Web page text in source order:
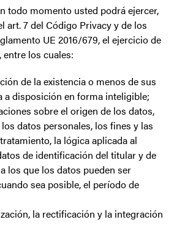
todo momento usted podrá ejercer,
art. 7 del Código Privacy y de los
UE 2016/679, el ejercicio de
los cuales:
de la existencia o menos de sus
a disposición en forma inteligible;
sobre el origen de los datos,
datos personales, los fines y las
la lógica aplicada al
de identificación del titular y de
los que los datos pueden ser
sea posible, el período de
la rectificación y la integración